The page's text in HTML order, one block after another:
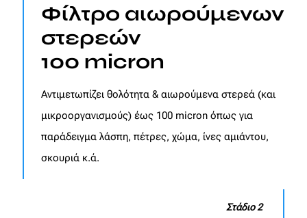
Φίλτρο αιωρούμενων
στερεών
100 micron
Αντιμετωπίζει θολότητα & αιωρούμενα στερεά (και
μικροοργανισμούς) έως 100 micron όπως για
παράδειγμα λάσπη, πέτρες, χώμα, ίνες αμιάντου,
σκουριά κ.ά.
Στάδιο 2